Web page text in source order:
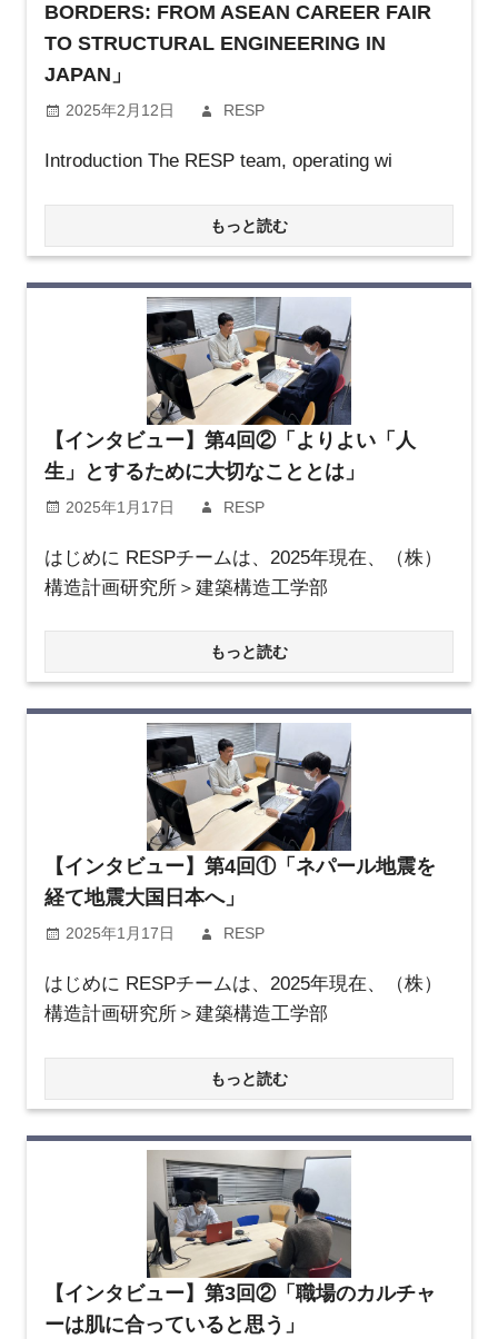
BORDERS: FROM ASEAN CAREER FAIR
TO STRUCTURAL ENGINEERING IN
JAPAN」
2025年2月12日 RESP
Introduction The RESP team, operating wi
もっと読む
【インタビュー】第4回②「よりよい「人
生」とするために大切なこととは」
2025年1月17日 RESP
はじめに RESPチームは、2025年現在、（株）
構造計画研究所＞建築構造工学部
もっと読む
【インタビュー】第4回①「ネパール地震を
経て地震大国日本へ」
2025年1月17日 RESP
はじめに RESPチームは、2025年現在、（株）
構造計画研究所＞建築構造工学部
もっと読む
【インタビュー】第3回②「職場のカルチャ
ーは肌に合っていると思う」